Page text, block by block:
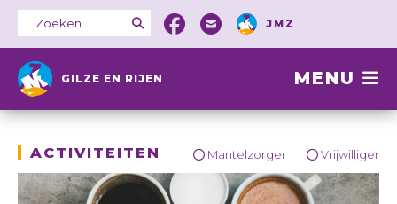
JMZ
GILZE EN RIJEN MENU
ACTIVITEITEN Mantelzorger Vrijwilliger